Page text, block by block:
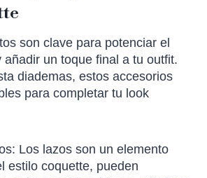
son clave para potenciar el
añadir un toque final a tu outfit.
diademas, estos accesorios
para completar tu look
Los lazos son un elemento
estilo coquette, pueden